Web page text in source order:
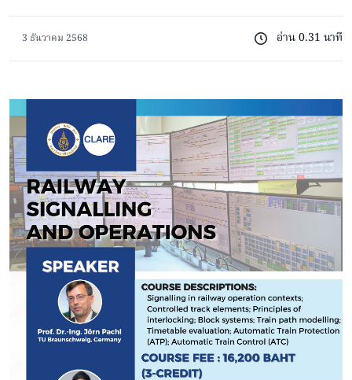
3 ธันวาคม 2568 อ่าน 0.31 นาที